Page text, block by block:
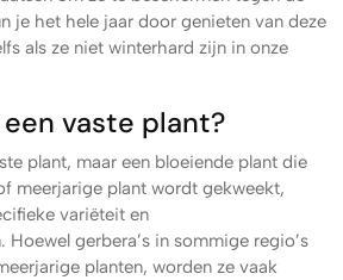
je het hele jaar door genieten van deze
als ze niet winterhard zijn in onze
vaste plant?
plant, maar een bloeiende plant die
meerjarige plant wordt gekweekt,
variëteit en
gerbera’s in sommige regio’s
planten, worden ze vaak